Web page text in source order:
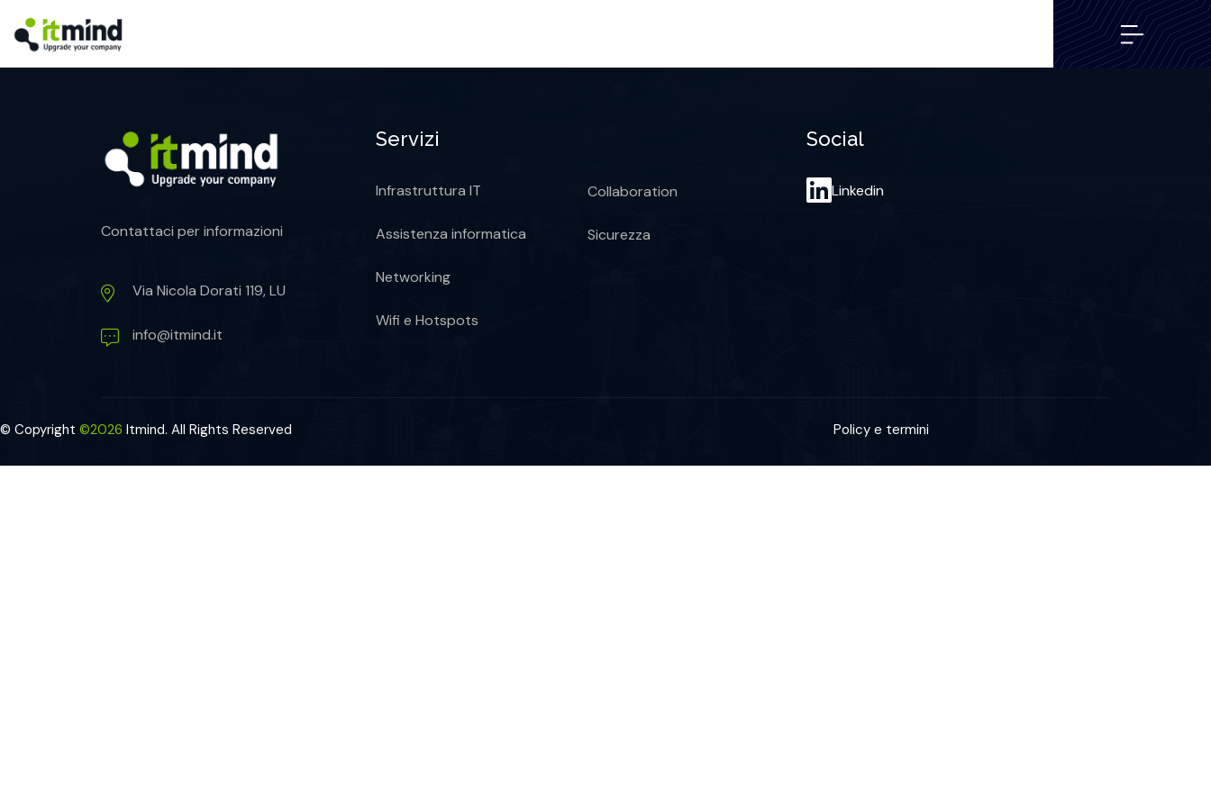
Contattaci per informazioni
Via Nicola Dorati 119, LU
info@itmind.it
Servizi
Infrastruttura IT
Assistenza informatica
Networking
Wifi e Hotspots
Collaboration
Sicurezza
Social
Linkedin
© Copyright ©2026 Itmind. All Rights Reserved Policy e termini